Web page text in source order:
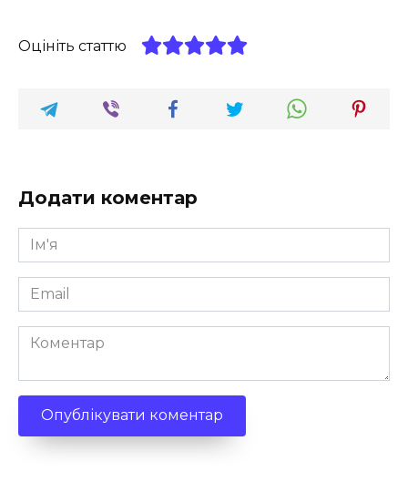
Оцініть статтю
Додати коментар
Ім'я
*
Email
*
Коментар